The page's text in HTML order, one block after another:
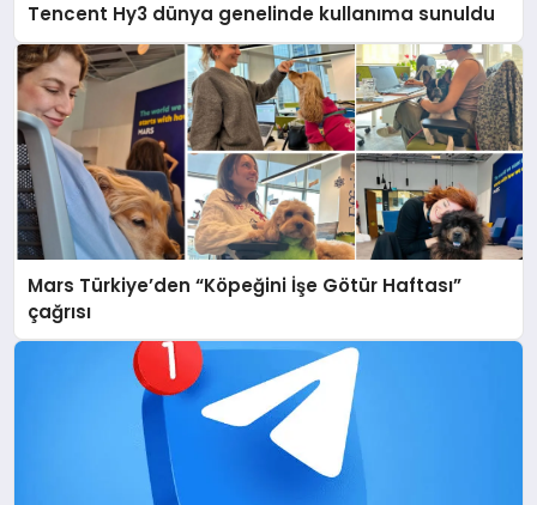
Tencent Hy3 dünya genelinde kullanıma sunuldu
Mars Türkiye’den “Köpeğini İşe Götür Haftası”
çağrısı